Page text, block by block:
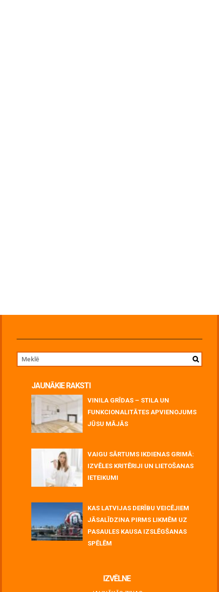
JAUNĀKIE RAKSTI
VINILA GRĪDAS – STILA UN
FUNKCIONALITĀTES APVIENOJUMS
JŪSU MĀJĀS
VAIGU SĀRTUMS IKDIENAS GRIMĀ:
IZVĒLES KRITĒRIJI UN LIETOŠANAS
IETEIKUMI
KAS LATVIJAS DERĪBU VEICĒJIEM
JĀSALĪDZINA PIRMS LIKMĒM UZ
PASAULES KAUSA IZSLĒGŠANAS
SPĒLĒM
IZVĒLNE